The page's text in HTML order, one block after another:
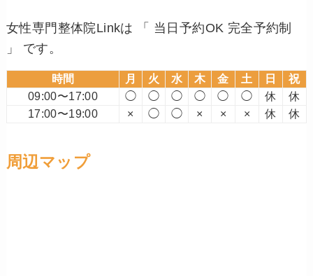
女性専門整体院Linkは 「 当日予約OK 完全予約制
」 です。
時間 月 火 水 木 金 土 日
祝
09:00〜17:00
◯ ◯ ◯ ◯ ◯ ◯ 休
休
17:00〜19:00
× ◯ ◯ × × × 休 休
周辺マップ